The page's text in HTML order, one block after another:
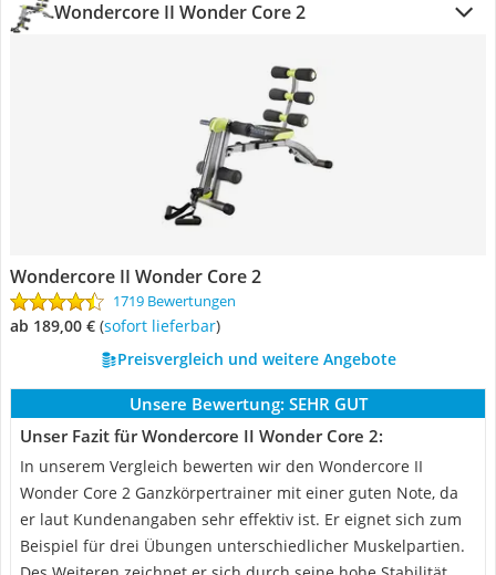
Wondercore II Wonder Core 2
Wondercore II Wonder Core 2
1719 Bewertungen
ab 189,00 € ( Sofort lieferbar)
Preisvergleich und weitere Angebote
Unsere Bewertung: SEHR GUT
Unser Fazit für Wondercore II Wonder Core 2:
In unserem Vergleich bewerten wir den Wondercore II
Wonder Core 2 Ganzkörpertrainer mit einer guten Note, da
er laut Kundenangaben sehr effektiv ist. Er eignet sich zum
Beispiel für drei Übungen unterschiedlicher Muskelpartien.